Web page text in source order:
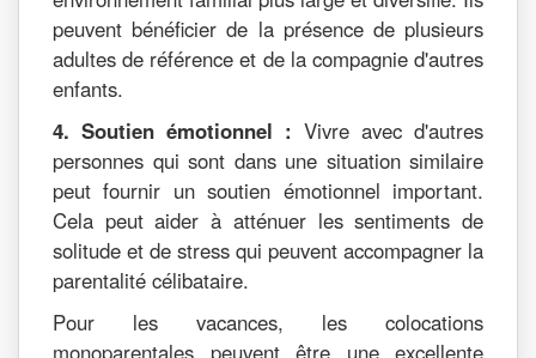
peuvent bénéficier de la présence de plusieurs
adultes de référence et de la compagnie d'autres
enfants.
4. Soutien émotionnel : Vivre avec d'autres
personnes qui sont dans une situation similaire
peut fournir un soutien émotionnel important.
Cela peut aider à atténuer les sentiments de
solitude et de stress qui peuvent accompagner la
parentalité célibataire.
Pour les vacances, les colocations
monoparentales peuvent être une excellente